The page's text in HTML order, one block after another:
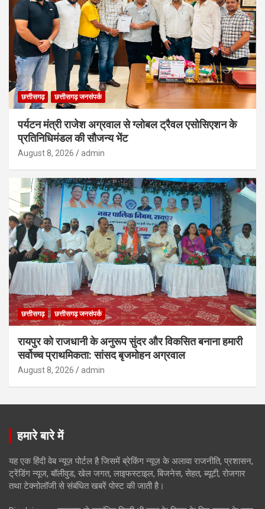
छत्तीसगढ़ छत्तीसगढ़ जनसंपर्क
पर्यटन मंत्री राजेश अग्रवाल से ग्लोबल ट्रैवल एसोसिएशन के
प्रतिनिधिमंडल की सौजन्य भेंट
August 8, 2026 admin
छत्तीसगढ़ छत्तीसगढ़ जनसंपर्क
रायपुर को राजधानी के अनुरूप सुंदर और विकसित बनाना हमारी
सर्वोच्च प्राथमिकता: सांसद बृजमोहन अग्रवाल
August 8, 2026 admin
हमारे बारे में
यह एक हिंदी वेब न्यूज़ पोर्टल है जिसमें ब्रेकिंग न्यूज़ के अलावा राजनीति, प्रशासन,
ट्रेंडिंग न्यूज, बॉलीवुड, खेल जगत, लाइफस्टाइल, बिजनेस, सेहत, ब्यूटी, रोजगार
तथा टेक्नोलॉजी से संबंधित खबरें पोस्ट की जाती है।